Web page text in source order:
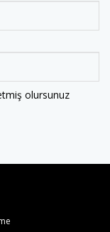
olursunuz